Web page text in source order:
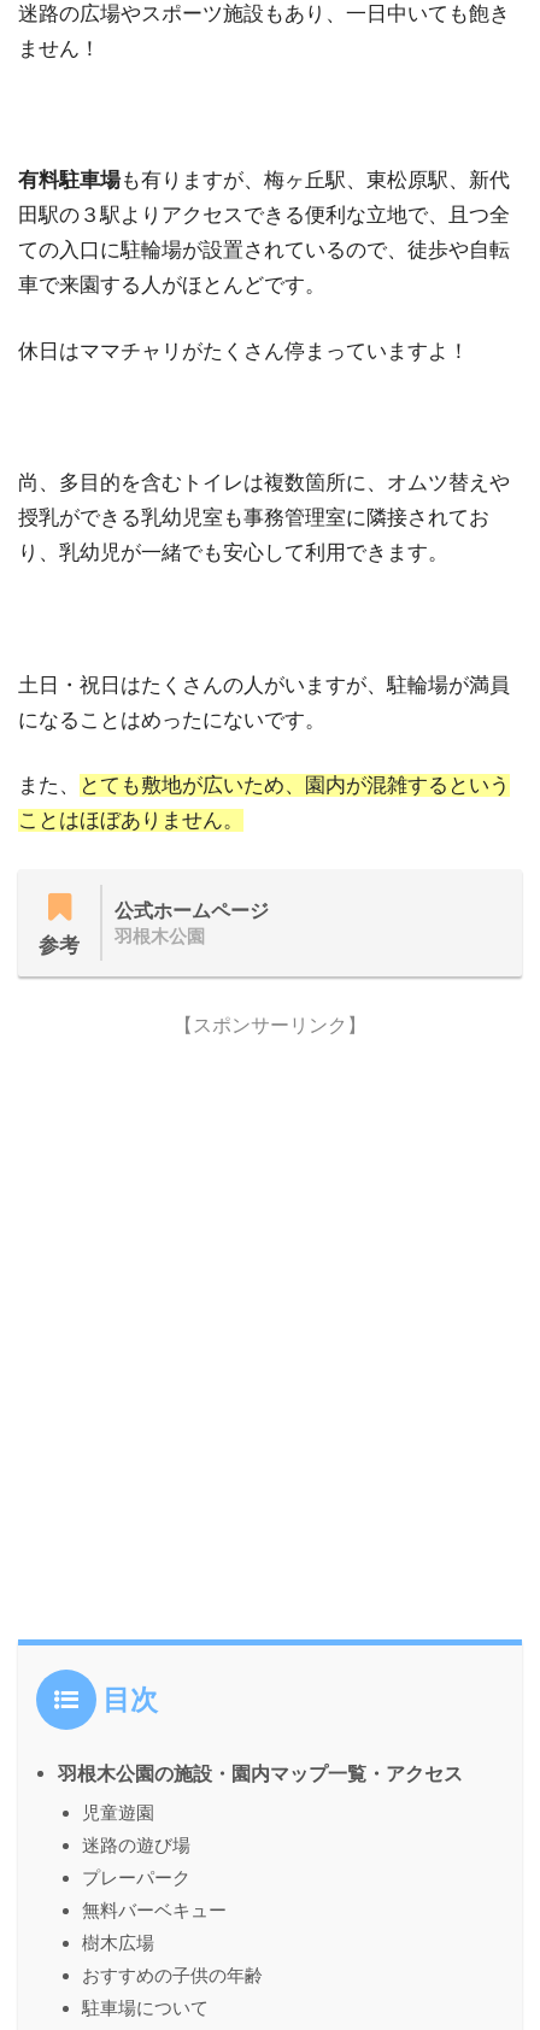
迷路の広場やスポーツ施設もあり、一日中いても飽き
ません！
有料駐車場も有りますが、梅ヶ丘駅、東松原駅、新代
田駅の３駅よりアクセスできる便利な立地で、且つ全
ての入口に駐輪場が設置されているので、徒歩や自転
車で来園する人がほとんどです。
休日はママチャリがたくさん停まっていますよ！
尚、多目的を含むトイレは複数箇所に、オムツ替えや
授乳ができる乳幼児室も事務管理室に隣接されてお
り、乳幼児が一緒でも安心して利用できます。
⼟⽇・祝⽇はたくさんの⼈がいますが、駐輪場が満員
になることはめったにないです。
また、
とても敷地が広いため、園内が混雑するという
ことはほぼありません。
参考
公式ホームページ
羽根木公園
【スポンサーリンク】
目次
羽根木公園の施設・園内マップ⼀覧・アクセス
児童遊園
迷路の遊び場
プレーパーク
無料バーベキュー
樹木広場
おすすめの⼦供の年齢
駐⾞場について